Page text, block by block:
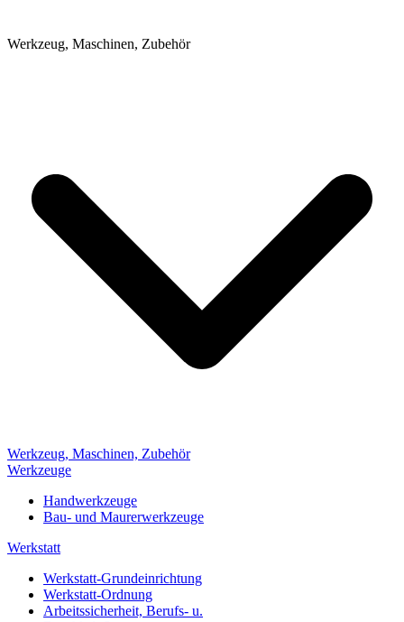
Werkzeug, Maschinen, Zubehör
Werkzeug, Maschinen, Zubehör
Werkzeuge
Handwerkzeuge
Bau- und Maurerwerkzeuge
Werkstatt
Werkstatt-Grundeinrichtung
Werkstatt-Ordnung
Arbeitssicherheit, Berufs- u.